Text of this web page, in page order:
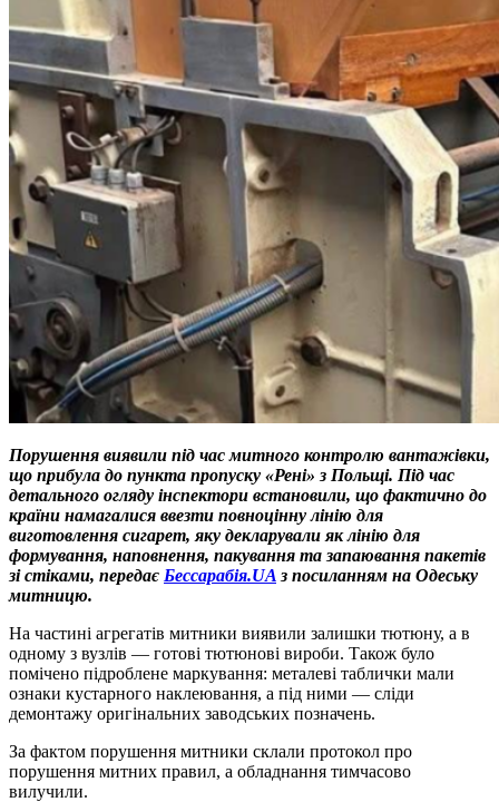
Порушення виявили під час митного контролю вантажівки,
що прибула до пункта пропуску «Рені» з Польщі. Під час
детального огляду інспектори встановили, що фактично до
країни намагалися ввезти повноцінну лінію для
виготовлення сигарет, яку декларували як лінію для
формування, наповнення, пакування та запаювання пакетів
зі стіками, передає Бессарабія.UA з посиланням на Одеську
митницю.
На частині агрегатів митники виявили залишки тютюну, а в
одному з вузлів — готові тютюнові вироби. Також було
помічено підроблене маркування: металеві таблички мали
ознаки кустарного наклеювання, а під ними — сліди
демонтажу оригінальних заводських позначень.
За фактом порушення митники склали протокол про
порушення митних правил, а обладнання тимчасово
вилучили.